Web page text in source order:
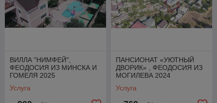
ВИЛЛА "НИМФЕЙ",
ФЕОДОСИЯ ИЗ МИНСКА И
ГОМЕЛЯ 2025
Услуга
ПАНСИОНАТ «УЮТНЫЙ
ДВОРИК» , ФЕОДОСИЯ ИЗ
МОГИЛЕВА 2024
Услуга